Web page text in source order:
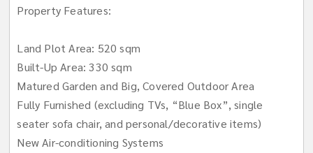
Property Features:
Land Plot Area: 520 sqm
Built-Up Area: 330 sqm
Matured Garden and Big, Covered Outdoor Area
Fully Furnished (excluding TVs, “Blue Box”, single
seater sofa chair, and personal/decorative items)
New Air-conditioning Systems